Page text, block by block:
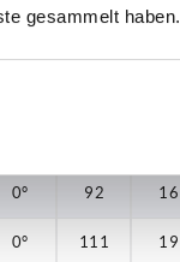
gesammelt haben.
A D
0° 92 16
0° 111 19